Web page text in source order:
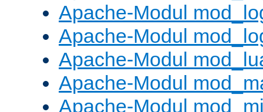
Apache-Modul
Apache-Modul
Apache-Modul
Apache-Modul
Apache-Modul